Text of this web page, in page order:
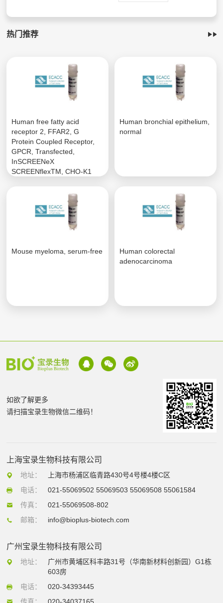
热门推荐
Human free fatty acid
receptor 2, FFAR2, G
Protein Coupled Receptor,
GPCR, Transfected,
InSCREENeX
SCREENflexTM, CHO-K1
Human bronchial epithelium,
normal
Mouse myeloma, serum-free
Human colorectal
adenocarcinoma
如欲了解更多
请扫描宝录生物微信二维码！
上海宝录生物科技有限公司
地址：
上海市杨浦区临青路430号4号楼4楼C区
电话：
021-55069502 55069503 55069508 55061584
传真：
021-55069508-802
邮箱：
info@bioplus-biotech.com
广州宝录生物科技有限公司
地址：
广州市黄埔区科丰路31号（华南新材料创新园）G1栋
603房
电话：
020-34393445